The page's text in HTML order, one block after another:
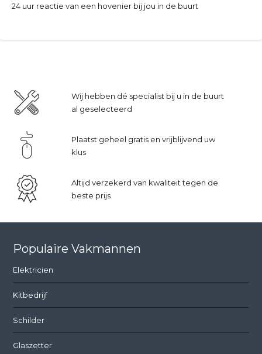
24 uur reactie van een hovenier bij jou in de buurt
Wij hebben dé specialist bij u in de buurt
al geselecteerd
Plaatst geheel gratis en vrijblijvend uw
klus
Altijd verzekerd van kwaliteit tegen de
beste prijs
Populaire Vakmannen
Elektricien
Kitbedrijf
Schilder
Glaszetter